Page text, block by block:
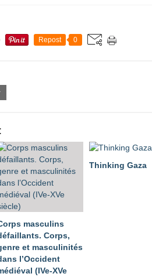
Repost 0
masculins
Corps,
et masculinités
l’Occident
(IVe-XVe
Thinking Gaza